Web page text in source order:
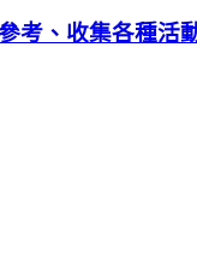
考、收集各種活